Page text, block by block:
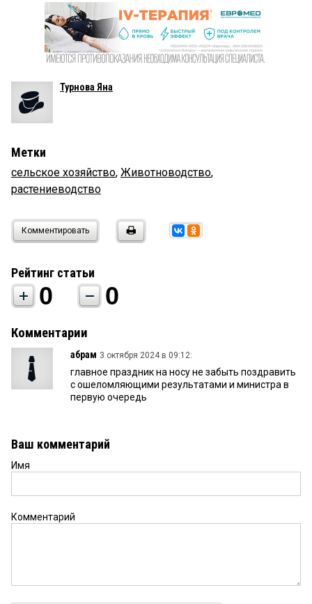
Турнова Яна
Метки
сельское хозяйство, Животноводство,
растениеводство
Комментировать
Рейтинг статьи
0 0
Комментарии
абрам 3 октября 2024 в 09:12:
главное праздник на носу не забыть поздравить
с ошеломляющими результатами и министра в
первую очередь
Ваш комментарий
Имя
Комментарий